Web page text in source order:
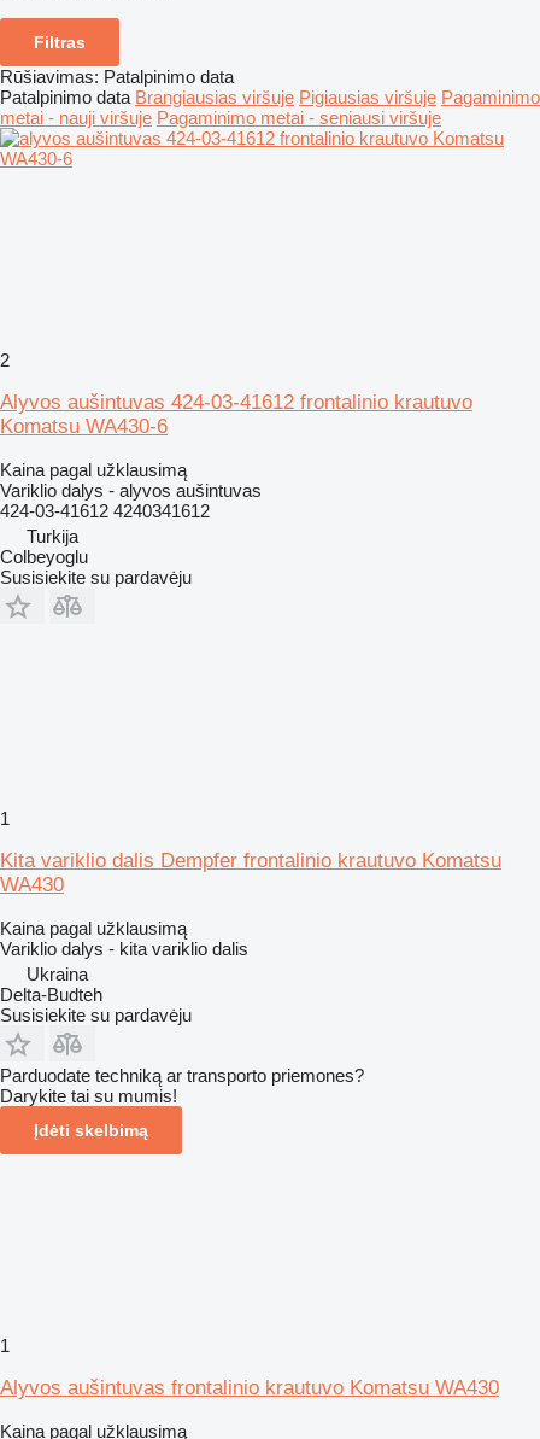
Filtras
Rūšiavimas: Patalpinimo data
Patalpinimo data Brangiausias viršuje Pigiausias viršuje Pagaminimo
metai - nauji viršuje Pagaminimo metai - seniausi viršuje
2
Alyvos aušintuvas 424-03-41612 frontalinio krautuvo
Komatsu WA430-6
Kaina pagal užklausimą
Variklio dalys - alyvos aušintuvas
424-03-41612 4240341612
Turkija
Colbeyoglu
Susisiekite su pardavėju
1
Kita variklio dalis Dempfer frontalinio krautuvo Komatsu
WA430
Kaina pagal užklausimą
Variklio dalys - kita variklio dalis
Ukraina
Delta-Budteh
Susisiekite su pardavėju
Parduodate techniką ar transporto priemones?
Darykite tai su mumis!
Įdėti skelbimą
1
Alyvos aušintuvas frontalinio krautuvo Komatsu WA430
Kaina pagal užklausimą